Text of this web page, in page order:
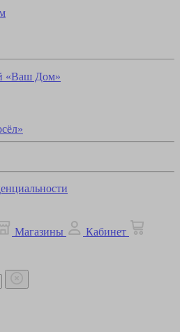
«Ваш Дом»
Магазины
Кабинет